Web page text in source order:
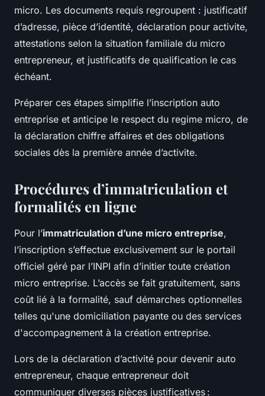
micro. Les documents requis regroupent : justificatif
d’adresse, pièce d’identité, déclaration pour activite,
attestations selon la situation familiale du micro
entrepreneur, et justificatifs de qualification le cas
échéant.
Préparer ces étapes simplifie l’inscription auto
entreprise et anticipe le respect du regime micro, de
la déclaration chiffre affaires et des obligations
sociales dès la première année d’activite.
Procédures d’immatriculation et
formalités en ligne
Pour l’immatriculation d’une micro entreprise,
l’inscription s’effectue exclusivement sur le portail
officiel géré par l’INPI afin d’initier toute création
micro entreprise. L’accès se fait gratuitement, sans
coût lié à la formalité, sauf démarches optionnelles
telles qu'une domiciliation payante ou des services
d'accompagnement à la création entreprise.
Lors de la déclaration d’activité pour devenir auto
entrepreneur, chaque entrepreneur doit
communiquer diverses pièces justificatives :